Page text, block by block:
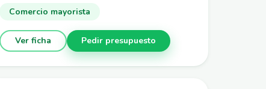
Comercio mayorista
Ver ficha Pedir presupuesto